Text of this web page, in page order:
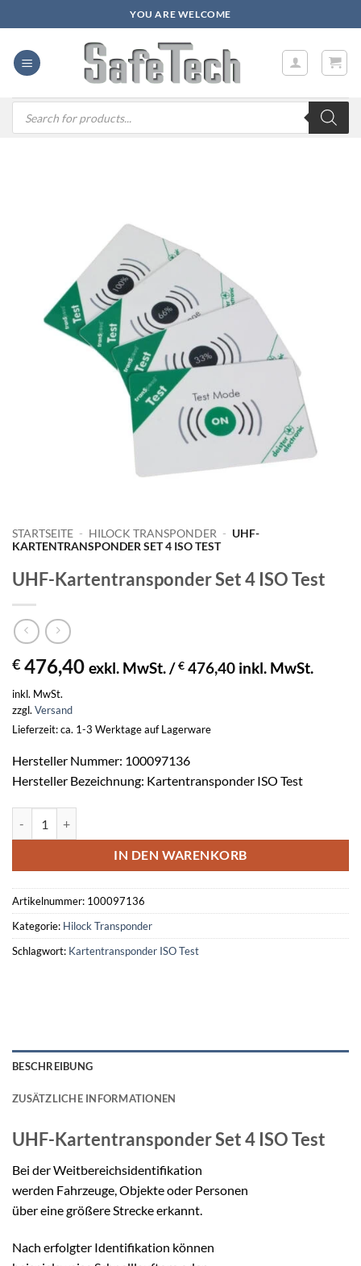
Inhalt
springen
YOU ARE WELCOME
Products
search
STARTSEITE - HILOCK TRANSPONDER - UHF-
KARTENTRANSPONDER SET 4 ISO TEST
UHF-Kartentransponder Set 4 ISO Test
€ 476,40 exkl. MwSt. /€ 476,40 inkl. MwSt.
inkl. MwSt.
zzgl. Versand
Lieferzeit: ca. 1-3 Werktage auf Lagerware
Hersteller Nummer: 100097136
Hersteller Bezeichnung: Kartentransponder ISO Test
IN DEN WARENKORB
Artikelnummer: 100097136
Kategorie: Hilock Transponder
Schlagwort: Kartentransponder ISO Test
BESCHREIBUNG
ZUSÄTZLICHE INFORMATIONEN
UHF-KartentransponderSet 4 ISO Test
Bei der Weitbereichsidentifikation
werden Fahrzeuge, Objekte oder Personen
über eine größere Strecke erkannt.
Nach erfolgter Identifikation können